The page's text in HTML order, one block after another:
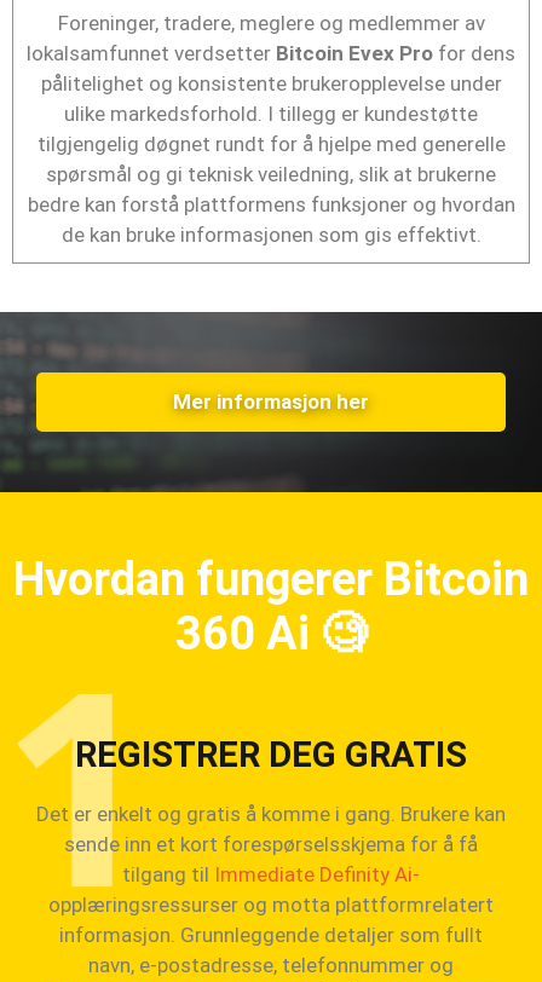
Foreninger, tradere, meglere og medlemmer av
lokalsamfunnet verdsetter Bitcoin Evex Pro for dens
pålitelighet og konsistente brukeropplevelse under
ulike markedsforhold. I tillegg er kundestøtte
tilgjengelig døgnet rundt for å hjelpe med generelle
spørsmål og gi teknisk veiledning, slik at brukerne
bedre kan forstå plattformens funksjoner og hvordan
de kan bruke informasjonen som gis effektivt.
Mer informasjon her
Hvordan fungerer Bitcoin
360 Ai 🧐
REGISTRER DEG GRATIS
Det er enkelt og gratis å komme i gang. Brukere kan
sende inn et kort forespørselsskjema for å få
tilgang til Immediate Definity Ai-
opplæringsressurser og motta plattformrelatert
informasjon. Grunnleggende detaljer som fullt
navn, e-postadresse, telefonnummer og